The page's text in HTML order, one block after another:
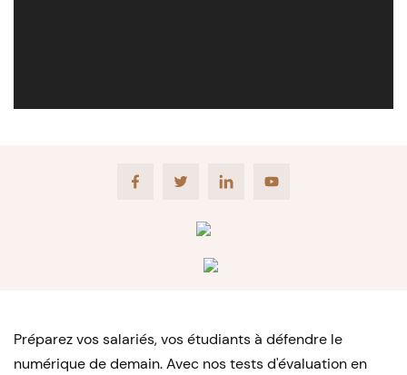
FacebookTwitter LinkedIn Youtube
Préparez vos salariés, vos étudiants à défendre le
numérique de demain. Avec nos tests d'évaluation en